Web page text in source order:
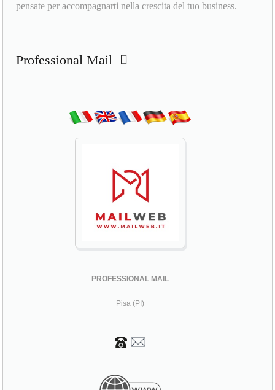
pensate per accompagnarti nella crescita del tuo business.
Professional Mail
PROFESSIONAL MAIL
Pisa (PI)